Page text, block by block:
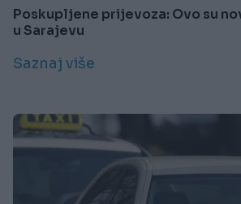
Poskupljene prijevoza: Ovo su
u Sarajevu
Saznaj više